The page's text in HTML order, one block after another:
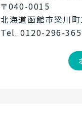
〒040-0015
北海道函館市梁川
Tel. 0120-296-365